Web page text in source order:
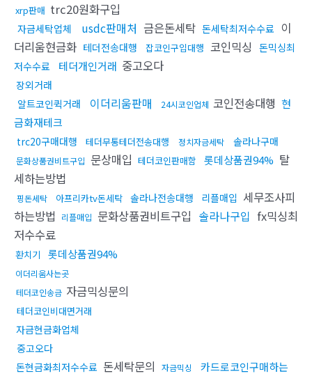
xrp판매 trc20원화구입
자금세탁업체 usdc판매처 금은돈세탁 돈세탁최저수수료 이
더리움현금화 테더전송대행 잡코인구입대행 코인믹싱 돈믹싱최
저수수료
테더개인거래 중고오다
장외거래
알트코인퀵거래
이더리움판매 24시코인업체 코인전송대행 현
금화재테크
trc20구매대행 테더무통테더전송대행 정치자금세탁 솔라나구매
문화상품권비트구입 문상매입 테더코인판매함 롯데상품권94% 탈
세하는방법
핑돈세탁 아프리카tv돈세탁 솔라나전송대행 리플매입 세무조사피
하는방법
리플매입 문화상품권비트구입 솔라나구입 fx믹싱최
저수수료
환치기 롯데상품권94%
이더리움사는곳
테더코인송금 자금믹싱문의
테더코인비대면거래
자금현금화업체
중고오다
돈현금화최저수수료 돈세탁문의 자금믹싱
카드로코인구매하는